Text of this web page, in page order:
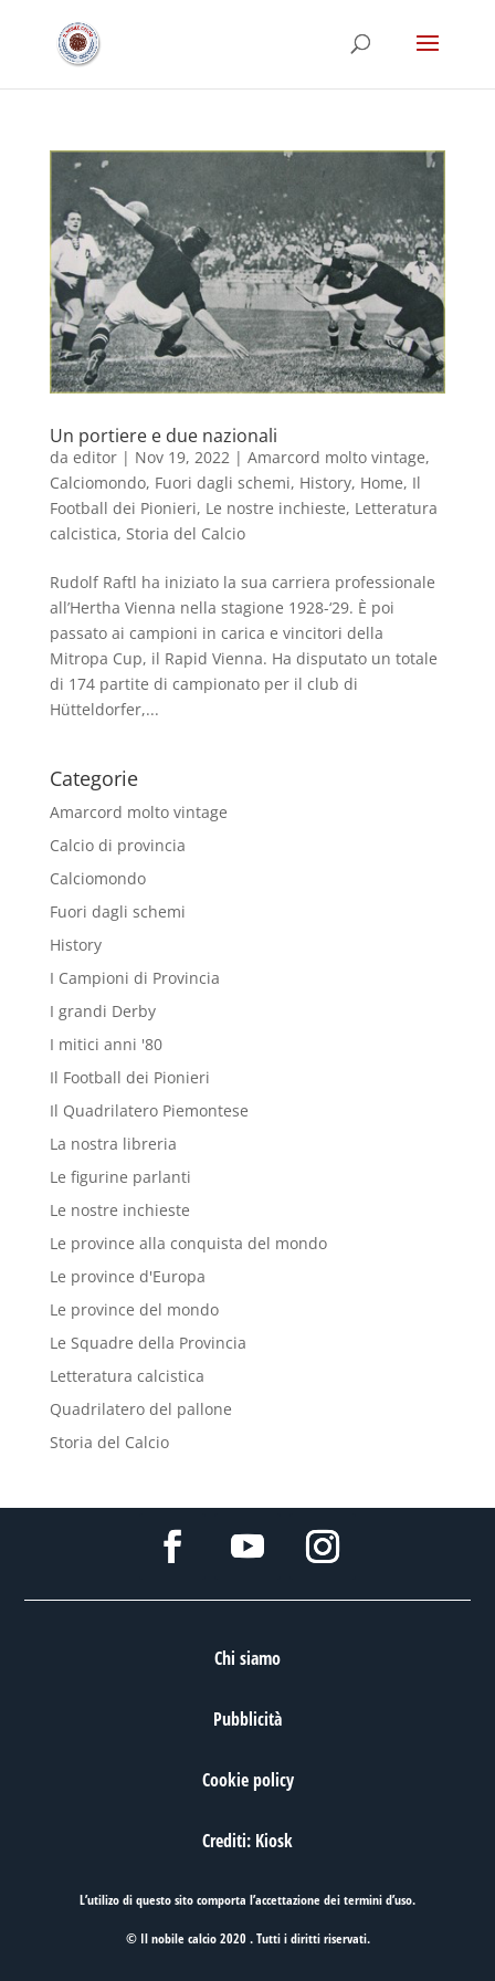
Un portiere e due nazionali
da editor| Nov 19, 2022| Amarcord molto vintage,
Calciomondo, Fuori dagli schemi, History, Home, Il
Football dei Pionieri, Le nostre inchieste, Letteratura
calcistica, Storia del Calcio
Rudolf Raftl ha iniziato la sua carriera professionale
all’Hertha Vienna nella stagione 1928-‘29. È poi
passato ai campioni in carica e vincitori della
Mitropa Cup, il Rapid Vienna. Ha disputato un totale
di 174 partite di campionato per il club di
Hütteldorfer,...
Categorie
Amarcord molto vintage
Calcio di provincia
Calciomondo
Fuori dagli schemi
History
I Campioni di Provincia
I grandi Derby
I mitici anni '80
Il Football dei Pionieri
Il Quadrilatero Piemontese
La nostra libreria
Le figurine parlanti
Le nostre inchieste
Le province alla conquista del mondo
Le province d'Europa
Le province del mondo
Le Squadre della Provincia
Letteratura calcistica
Quadrilatero del pallone
Storia del Calcio
Chi siamo
Pubblicità
Cookie policy
Crediti: Kiosk
L’utilizo di questo sito comporta l’accettazione deitermini d’uso.
© Il nobile calcio 2020 . Tutti i diritti riservati.